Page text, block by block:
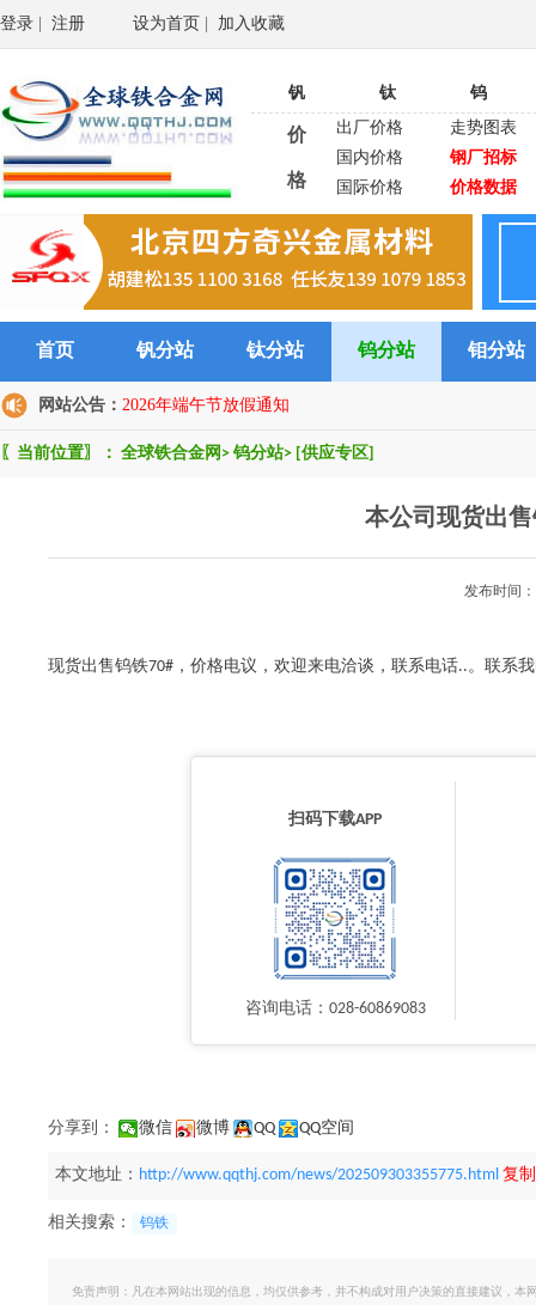
登录 注册 设为首页 加入收藏
钒 钛 钨
价
格
出厂价格
走势图表
国内价格
钢厂招标
国际价格
价格数据
首页 钒分站 钛分站 钨分站 钼分站
网站公告： 2026年端午节放假通知
〖当前位置〗： 全球铁合金网 > 钨分站> [供应专区]
本公司现货出
发布时间
现货出售钨铁70#，价格电议，欢迎来电洽谈，联系电话..。联系
扫码下载APP
咨询电话：028-60869083
分享到： 微信 微博 QQ QQ空间
本文地址： http://www.qqthj.com/news/202509303355775.html 复
相关搜索： 钨铁
免责声明：凡在本网站出现的信息，均仅供参考，并不构成对用户决策的直接建议，